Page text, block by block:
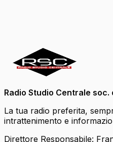
Radio Studio Centrale soc.
La tua radio preferita,
intrattenimento e
Direttore Responsabile: